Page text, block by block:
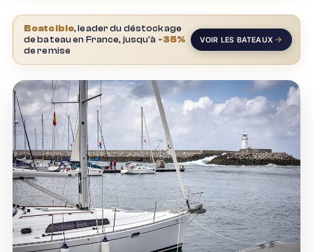
Boatcible, leader du déstockage
de bateau en France, jusqu'à -35%
de remise
VOIR LES BATEAUX